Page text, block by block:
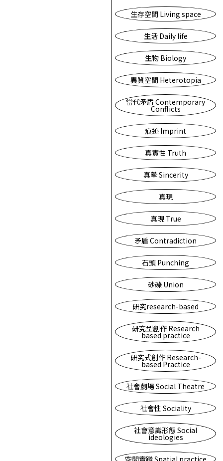
生存空間 Living space
生活 Daily life
生物 Biology
異質空間 Heterotopia
當代矛盾 Contemporary
Conflicts
痕迹 Imprint
真實性 Truth
真摯 Sincerity
真現
真現 True
矛盾 Contradiction
石頭 Punching
砂礫 Union
研究research-based
研究型創作 Research
based practice
研究式創作 Research-
based Practice
社會劇場 Social Theatre
社會性 Sociality
社會意識形態 Social
ideologies
空間實踐 Spatial practice